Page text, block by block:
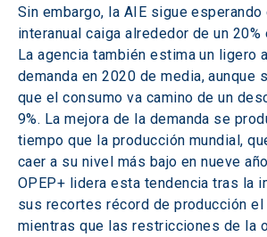
Sin embargo, la AIE sigue
interanual caiga alrededor de un
La agencia también estima un ligero
demanda en 2020 de media, aunque
que el consumo va camino de un
9%. La mejora de la demanda se
tiempo que la producción mundial,
caer a su nivel más bajo en nueve
OPEP+ lidera esta tendencia tras la
sus recortes récord de producción el
mientras que las restricciones de la